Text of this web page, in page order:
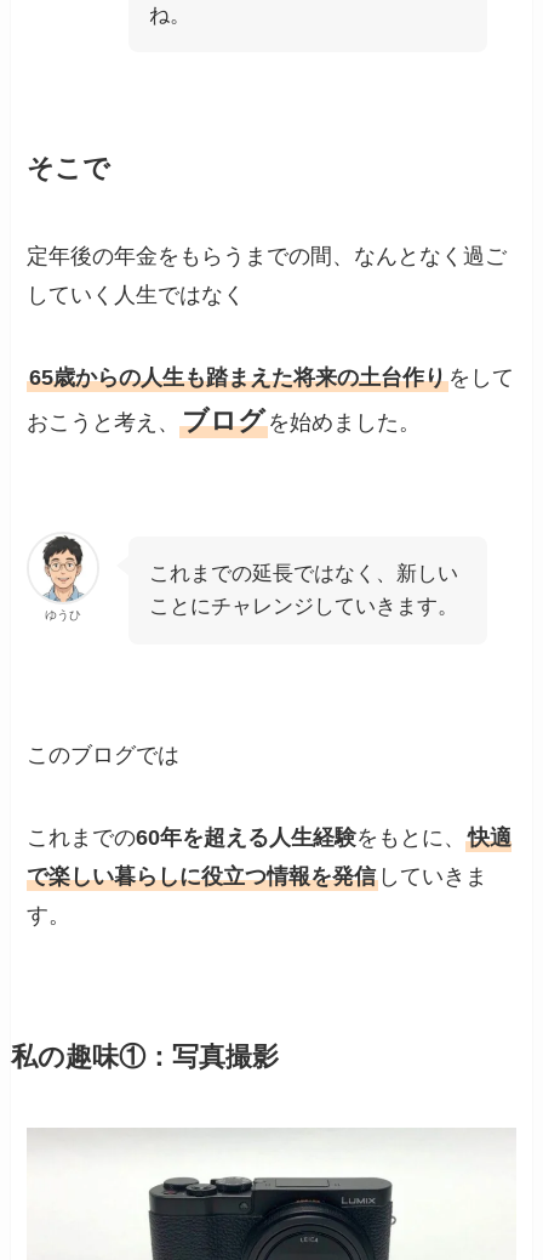
ね。
そこで
定年後の年金をもらうまでの間、なんとなく過ご
していく人生ではなく
65歳からの人生も踏まえた将来の土台作りをして
おこうと考え、ブログを始めました。
ゆうひ
これまでの延長ではなく、新しい
ことにチャレンジしていきます。
このブログでは
これまでの60年を超える人生経験をもとに、快適
で楽しい暮らしに役立つ情報を発信 していきま
す。
私の趣味①：写真撮影